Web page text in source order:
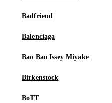
Badfriend
Balenciaga
Bao Bao Issey Miyake
Birkenstock
BoTT